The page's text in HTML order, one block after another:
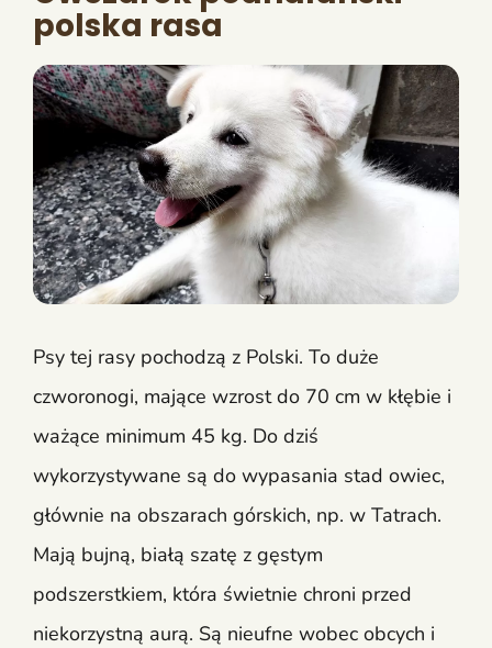
polska rasa
Psy tej rasy pochodzą z Polski. To duże
czworonogi, mające wzrost do 70 cm w kłębie i
ważące minimum 45 kg. Do dziś
wykorzystywane są do wypasania stad owiec,
głównie na obszarach górskich, np. w Tatrach.
Mają bujną, białą szatę z gęstym
podszerstkiem, która świetnie chroni przed
niekorzystną aurą. Są nieufne wobec obcych i